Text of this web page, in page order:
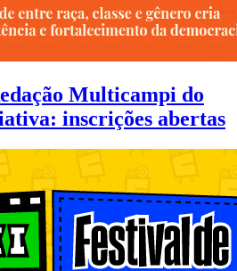
Multicampi do
inscrições abertas